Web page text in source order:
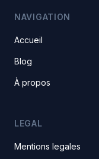
NAVIGATION
Accueil
Blog
À propos
LEGAL
Mentions legales